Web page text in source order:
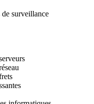
de surveillance